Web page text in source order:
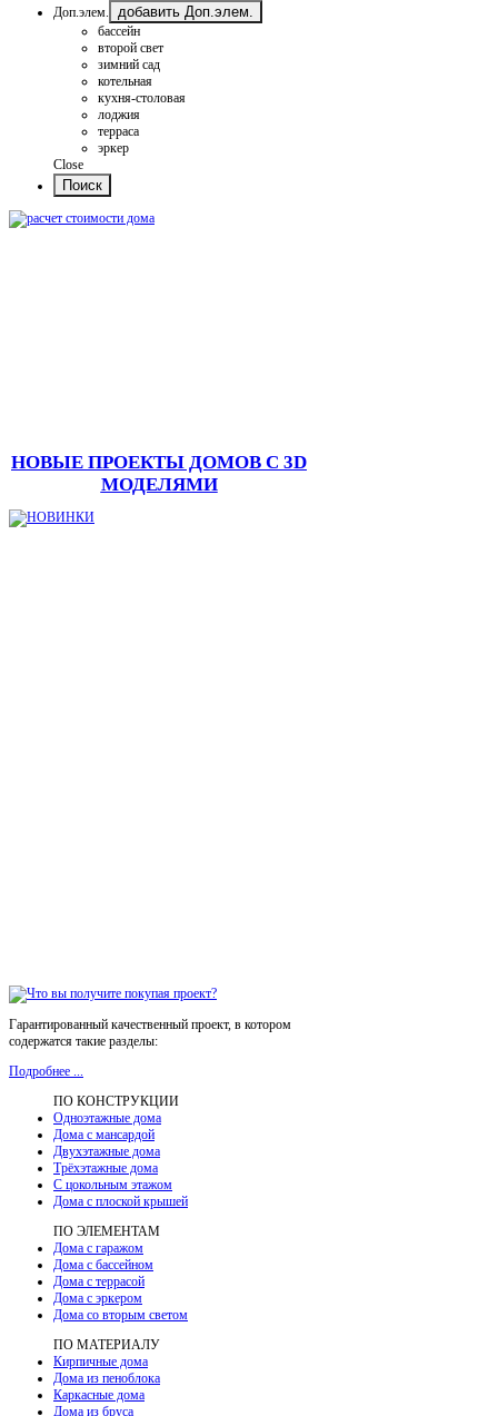
Доп.элем.
добавить Доп.элем.
бассейн
второй свет
зимний сад
котельная
кухня-столовая
лоджия
терраса
эркер
Close
НОВЫЕ ПРОЕКТЫ ДОМОВ С 3D
МОДЕЛЯМИ
Гарантированный качественный проект, в котором
содержатся такие разделы:
Подробнее ...
ПО КОНСТРУКЦИИ
Одноэтажные дома
Дома с мансардой
Двухэтажные дома
Трёхэтажные дома
С цокольным этажом
Дома с плоской крышей
ПО ЭЛЕМЕНТАМ
Дома с гаражом
Дома с бассейном
Дома с террасой
Дома с эркером
Дома со вторым светом
ПО МАТЕРИАЛУ
Кирпичные дома
Дома из пеноблока
Каркасные дома
Дома из бруса